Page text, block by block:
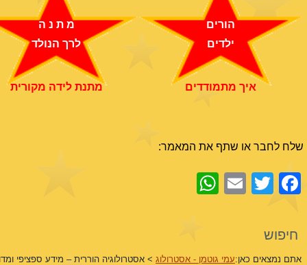
הורים
ילדים
איך מתמודדים
מ ת נ ה
לרך הנולד
מתנת לידה מקורית
שלח לחבר או שתף את המאמר:
Facebook
Twitter
Email
חיפוש
אתם נמצאים כאן:עמי גוטמן - אסטרולוג > אסטרולוגיה הוררית – מידע ספציפי